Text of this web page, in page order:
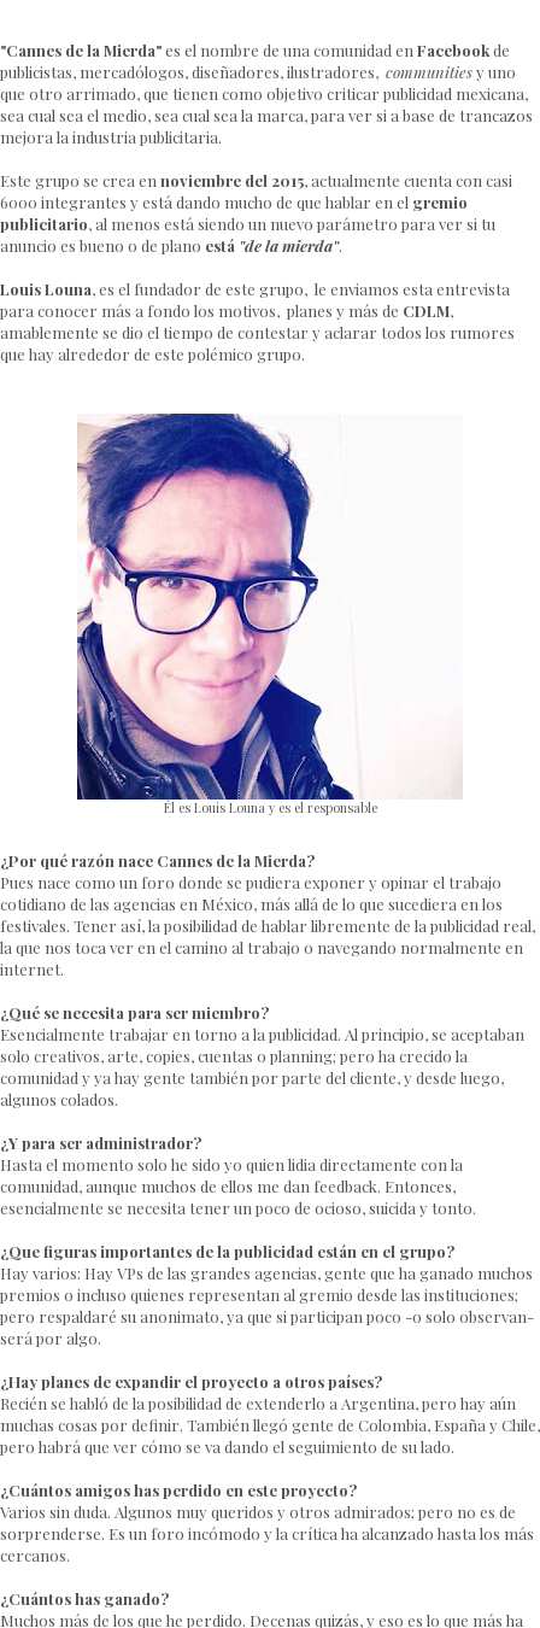
"Cannes de la Mierda"es el nombre de una comunidad en Facebookde
publicistas, mercadólogos, diseñadores, ilustradores, communitiesy uno
que otro arrimado, que tienen como objetivo criticar publicidad mexicana,
sea cual sea el medio, sea cual sea la marca, para ver si a base de trancazos
mejora la industria publicitaria.
Este grupo se crea en noviembre del 2015, actualmente cuenta con casi
6000 integrantes y está dando mucho de que hablar en el gremio
publicitario, al menos está siendo un nuevo parámetro para ver si tu
anuncio es bueno o de plano está "de la mierda".
Louis Louna, es el fundador de este grupo, le enviamos esta entrevista
para conocer más a fondo los motivos, planes y más de CDLM,
amablemente se dio el tiempo de contestar y aclarar todos los rumores
que hay alrededor de este polémico grupo.
Él es Louis Louna y es el responsable
¿Por qué razón nace Cannes de la Mierda?
Pues nace como un foro donde se pudiera exponer y opinar el trabajo
cotidiano de las agencias en México, más allá de lo que sucediera en los
festivales. Tener así, la posibilidad de hablar libremente de la publicidad real,
la que nos toca ver en el camino al trabajo o navegando normalmente en
internet.
¿Qué se necesita para ser miembro?
Esencialmente trabajar en torno a la publicidad. Al principio, se aceptaban
solo creativos, arte, copies, cuentas o planning; pero ha crecido la
comunidad y ya hay gente también por parte del cliente, y desde luego,
algunos colados.
¿Y para ser administrador?
Hasta el momento solo he sido yo quien lidia directamente con la
comunidad, aunque muchos de ellos me dan feedback. Entonces,
esencialmente se necesita tener un poco de ocioso, suicida y tonto.
¿Que figuras importantes de la publicidad están en el grupo?
Hay varios: Hay VPs de las grandes agencias, gente que ha ganado muchos
premios o incluso quienes representan al gremio desde las instituciones;
pero respaldaré su anonimato, ya que si participan poco -o solo observan-
será por algo.
¿Hay planes de expandir el proyecto a otros países?
Recién se habló de la posibilidad de extenderlo a Argentina, pero hay aún
muchas cosas por definir. También llegó gente de Colombia, España y Chile,
pero habrá que ver cómo se va dando el seguimiento de su lado.
¿Cuántos amigos has perdido en este proyecto?
Varios sin duda. Algunos muy queridos y otros admirados; pero no es de
sorprenderse. Es un foro incómodo y la crítica ha alcanzado hasta los más
cercanos.
¿Cuántos has ganado?
Muchos más de los que he perdido. Decenas quizás, y eso es lo que más ha